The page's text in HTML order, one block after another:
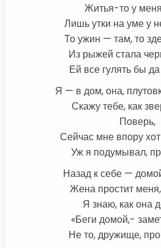
Житья-то у
Лишь утки на уме у
То ужин — там, то
Из рыжей стала
Ей все гулять бы
Я — в дом, она,
Скажу тебе, как
Поверь,
Сейчас мне впору
Уж я подумывал,
Назад к себе —
Жена простит
Я знаю, как она
«Беги домой,-
Не то, дружище,